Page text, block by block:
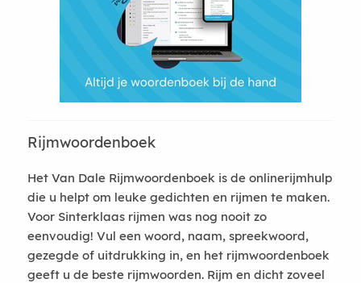
Rijmwoordenboek
Het Van Dale Rijmwoordenboek is de onlinerijmhulp
die u helpt om leuke gedichten en rijmen te maken.
Voor Sinterklaas rijmen was nog nooit zo
eenvoudig! Vul een woord, naam, spreekwoord,
gezegde of uitdrukking in, en het rijmwoordenboek
geeft u de beste rijmwoorden. Rijm en dicht zoveel